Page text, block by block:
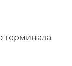
терминала